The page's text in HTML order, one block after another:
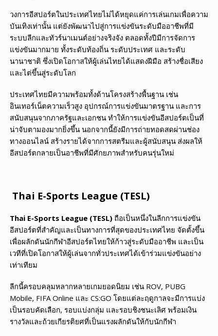
วงการอีสปอร์ตในประเทศไทยไม่ได้หยุดแค่การเล่นเกมเพื่อความ
บันเทิงเท่านั้น แต่ยังพัฒนาไปสู่การแข่งขันระดับมืออาชีพที่มี
ระบบลีกและทัวร์นาเมนต์อย่างจริงจัง ตลอดทั้งปีมีการจัดการ
แข่งขันมากมาย ทั้งระดับท้องถิ่น ระดับประเทศ และระดับ
นานาชาติ ซึ่งเปิดโอกาสให้ผู้เล่นไทยได้แสดงฝีมือ สร้างชื่อเสียง
และไต่ขึ้นสู่ระดับโลก
ประเทศไทยมีความพร้อมทั้งด้านโครงสร้างพื้นฐาน เช่น
อินเทอร์เน็ตความเร็วสูง อุปกรณ์การแข่งขันมาตรฐาน และการ
สนับสนุนจากภาครัฐและเอกชน ทำให้การแข่งขันอีสปอร์ตเป็นที่
น่าจับตามองมากยิ่งขึ้น นอกจากนี้ยังมีการถ่ายทอดสดผ่านช่อง
ทางออนไลน์ สร้างรายได้จากการสตรีมและผู้สนับสนุน ส่งผลให้
อีสปอร์ตกลายเป็นอาชีพที่มีศักยภาพสำหรับคนรุ่นใหม่
Thai E-Sports League (TESL)
Thai E-Sports League (TESL) ถือเป็นหนึ่งในลีกการแข่งขัน
อีสปอร์ตที่สำคัญและเป็นทางการที่สุดของประเทศไทย จัดตั้งขึ้น
เพื่อผลักดันนักกีฬาอีสปอร์ตไทยให้ก้าวสู่ระดับมืออาชีพ และเป็น
เวทีที่เปิดโอกาสให้ผู้เล่นจากทั่วประเทศได้เข้าร่วมแข่งขันอย่าง
เท่าเทียม
ลีกนี้ครอบคลุมหลากหลายเกมยอดนิยม เช่น ROV, PUBG
Mobile, FIFA Online และ CS:GO โดยแต่ละฤดูกาลจะมีการแบ่ง
เป็นรอบคัดเลือก, รอบแบ่งกลุ่ม และรอบชิงชนะเลิศ พร้อมเงิน
รางวัลและถ้วยเกียรติยศที่เป็นแรงผลักดันให้กับนักกีฬา